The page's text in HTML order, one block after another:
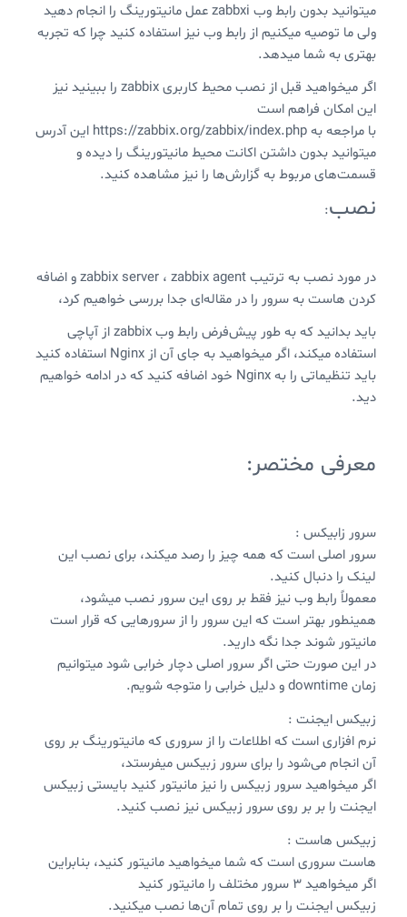
میتوانید بدون رابط وب zabbxi عمل مانیتورینگ را انجام دهید
ولی ما توصیه میکنیم از رابط وب نیز استفاده کنید چرا که تجربه
بهتری به شما میدهد.
اگر میخواهید قبل از نصب محیط کاربری zabbix را ببینید نیز
این امکان فراهم است
با مراجعه به https://zabbix.org/zabbix/index.php این آدرس
میتوانید بدون داشتن اکانت محیط مانیتورینگ را دیده و
قسمت‌های مربوط به گزارش‌ها را نیز مشاهده کنید.
نصب:
در مورد نصب به ترتیب zabbix server ، zabbix agent و اضافه
کردن هاست به سرور را در مقاله‌ای جدا بررسی خواهیم کرد،
باید بدانید که به طور پیش‌فرض رابط وب zabbix از آپاچی
استفاده میکند، اگر میخواهید به جای آن از Nginx استفاده کنید
باید تنظیماتی را به Nginx خود اضافه کنید که در ادامه خواهیم
دید.
معرفی مختصر:
سرور زابیکس :
سرور اصلی است که همه چیز را رصد میکند، برای نصب این
لینک را دنبال کنید.
معمولاً رابط وب نیز فقط بر روی این سرور نصب میشود،
همینطور بهتر است که این سرور را از سرورهایی که قرار است
مانیتور شوند جدا نگه دارید.
در این صورت حتی اگر سرور اصلی دچار خرابی شود میتوانیم
زمان downtime و دلیل خرابی را متوجه شویم.
زبیکس ایجنت :
نرم افزاری است که اطلاعات را از سروری که مانیتورینگ بر روی
آن انجام می‌شود را برای سرور زبیکس میفرستد،
اگر میخواهید سرور زبیکس را نیز مانیتور کنید بایستی زبیکس
ایجنت را بر بر روی سرور زبیکس نیز نصب کنید.
زبیکس هاست :
هاست سروری است که شما میخواهید مانیتور کنید، بنابراین
اگر میخواهید ۳ سرور مختلف را مانیتور کنید
زبیکس ایجنت را بر روی تمام آن‌ها نصب میکنید.